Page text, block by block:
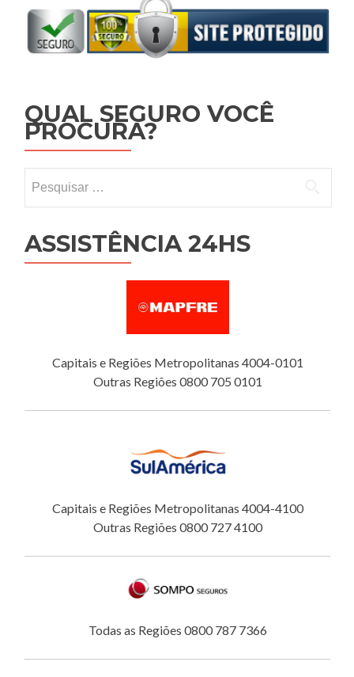
QUAL SEGURO VOCÊ
PROCURA?
ASSISTÊNCIA 24HS
Capitais e Regiões Metropolitanas 4004-0101
Outras Regiões 0800 705 0101
Capitais e Regiões Metropolitanas 4004-4100
Outras Regiões 0800 727 4100
Todas as Regiões 0800 787 7366